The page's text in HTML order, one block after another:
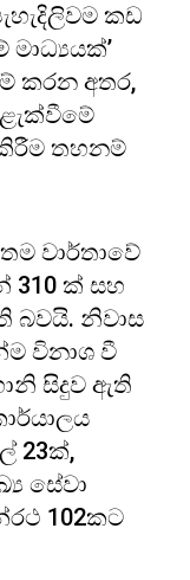
කඩ
කරන අතර,
තහනම්
වාර්තාවේ
310 ක් සහ
බවයි. නිවාස
විනාශ වී
සිදුව ඇති
23ක්,
සේවා
102කට